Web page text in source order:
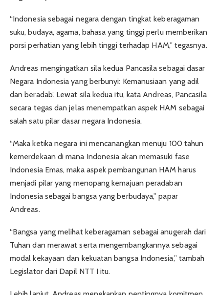
“Indonesia sebagai negara dengan tingkat keberagaman
suku, budaya, agama, bahasa yang tinggi perlu memberikan
porsi perhatian yang lebih tinggi terhadap HAM,” tegasnya.
Andreas mengingatkan sila kedua Pancasila sebagai dasar
Negara Indonesia yang berbunyi: Kemanusiaan yang adil
dan beradab’. Lewat sila kedua itu, kata Andreas, Pancasila
secara tegas dan jelas menempatkan aspek HAM sebagai
salah satu pilar dasar negara Indonesia.
“Maka ketika negara ini mencanangkan menuju 100 tahun
kemerdekaan di mana Indonesia akan memasuki fase
Indonesia Emas, maka aspek pembangunan HAM harus
menjadi pilar yang menopang kemajuan peradaban
Indonesia sebagai bangsa yang berbudaya,” papar
Andreas.
“Bangsa yang melihat keberagaman sebagai anugerah dari
Tuhan dan merawat serta mengembangkannya sebagai
modal kekayaan dan kekuatan bangsa Indonesia,” tambah
Legislator dari Dapil NTT I itu.